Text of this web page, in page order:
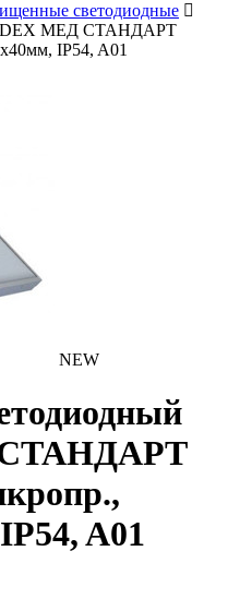
светодиодные
МЕД СТАНДАРТ
IP54, A01
NEW
A01